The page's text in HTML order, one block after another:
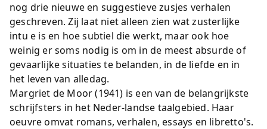
nog drie nieuwe en suggestieve zusjes verhalen
geschreven. Zij laat niet alleen zien wat zusterlijke
intu e is en hoe subtiel die werkt, maar ook hoe
weinig er soms nodig is om in de meest absurde of
gevaarlijke situaties te belanden, in de liefde en in
het leven van alledag.
Margriet de Moor (1941) is een van de belangrijkste
schrijfsters in het Neder-landse taalgebied. Haar
oeuvre omvat romans, verhalen, essays en libretto's.